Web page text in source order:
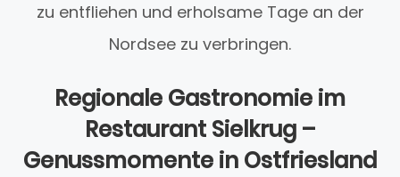
zu entfliehen und erholsame Tage an der
Nordsee zu verbringen.
Regionale Gastronomie im
Restaurant Sielkrug –
Genussmomente in Ostfriesland